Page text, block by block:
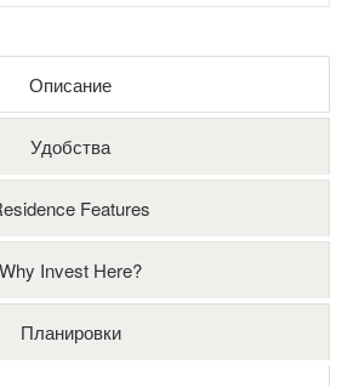
Описание
Удобства
Features
Why Invest Here?
Планировки